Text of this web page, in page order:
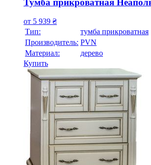
Тумба прикроватная
от 5 939 ₴
Тип:
тумба прикроватная
Производитель: PVN
Материал:
дерево
Купить